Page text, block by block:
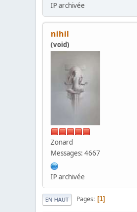
IP archivée
nihil
(void)
Zonard
Messages: 4667
IP archivée
EN HAUT Pages 1